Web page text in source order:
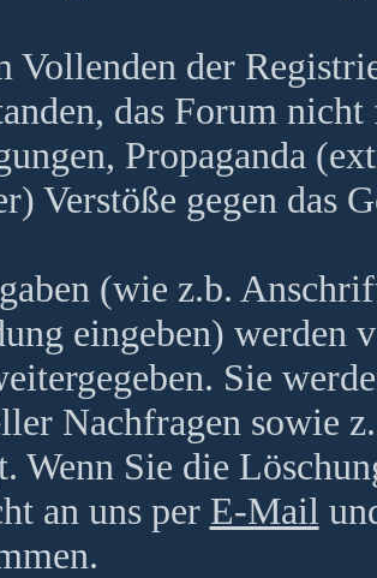
Vollenden der
das Forum
Propaganda
Verstöße gegen das
(wie z.b.
eingeben) werden
Sie
Nachfragen sowie
Wenn Sie die
an uns per E-Mail